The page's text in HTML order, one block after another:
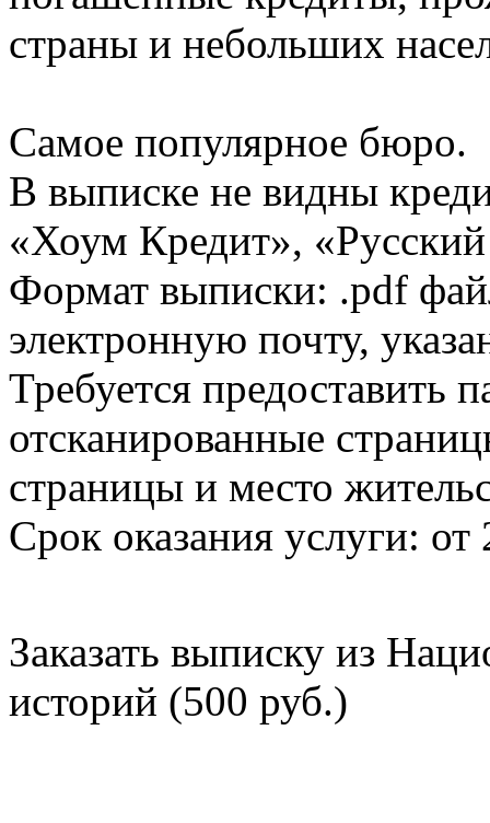
страны и небольших
Самое популярное бюро.
В выписке не видны
«Хоум Кредит»,
Формат выписки: .pdf
электронную почту,
Требуется предоставить
отсканированные
страницы и место
Срок оказания услуги: от
Заказать выписку из
историй (500 руб.)